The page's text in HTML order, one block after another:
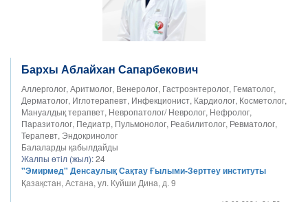
Бархы Аблайхан Сапарбекович
Аллерголог, Аритмолог, Венеролог, Гастроэнтеролог, Гематолог,
Дерматолог, Иглотерапевт, Инфекционист, Кардиолог, Косметолог,
Мануалдық терапвет, Невропатолог/ Невролог, Нефролог,
Паразитолог, Педиатр, Пульмонолог, Реабилитолог, Ревматолог,
Терапевт, Эндокринолог
Балаларды қабылдайды
Жалпы өтіл (жыл):24
"Эмирмед" Денсаулық Сақтау Ғылыми-Зерттеу институты
Қазақстан, Астана, ул. Куйши Дина, д. 9